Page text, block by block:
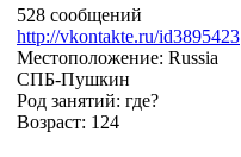
528 сообщений
http://vkontakte.ru/id3895423
Местоположение: Russia
СПБ-Пушкин
Род занятий: где?
Возраст: 124